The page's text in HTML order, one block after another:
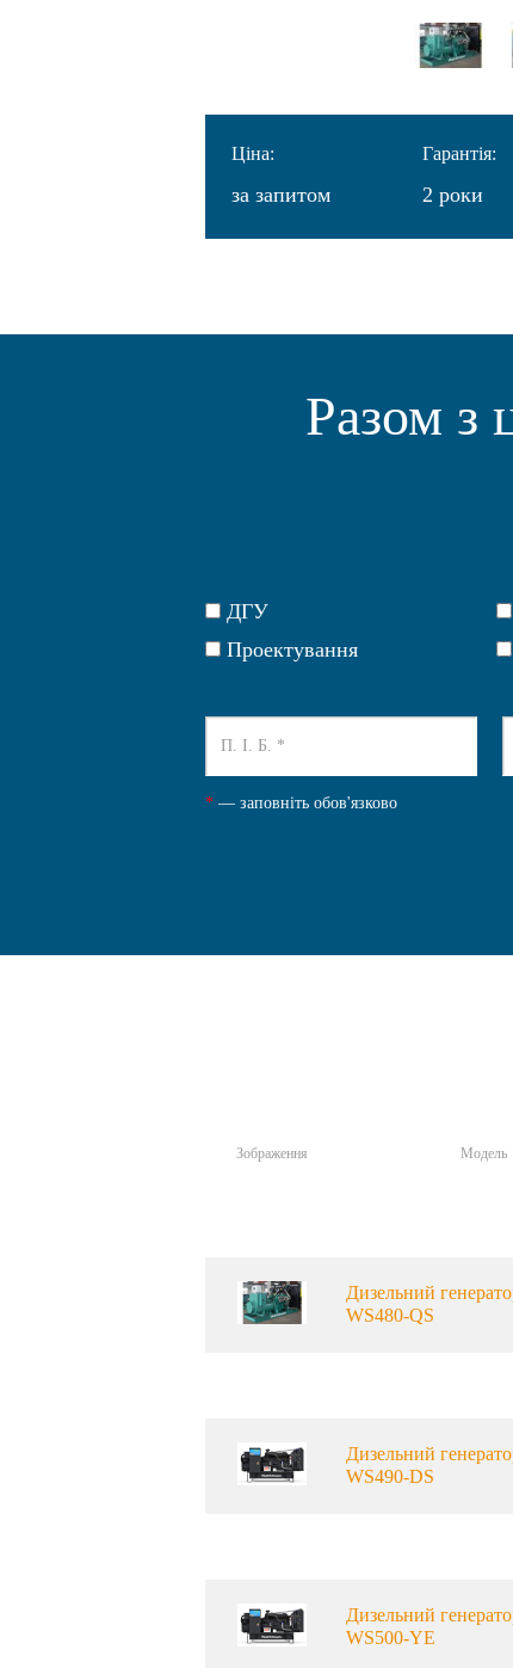
Ціна:
за запитом
Гарантія:
2 роки
Разом з
ДГУ
Проектування
* — заповніть обов'язково
Зображення Модель
Дизельний
WS480-QS
Дизельний
WS490-DS
Дизельний
WS500-YE